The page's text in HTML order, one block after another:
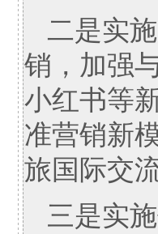
二是实
销，加强
小红书等
准营销新
旅国际交
三是实